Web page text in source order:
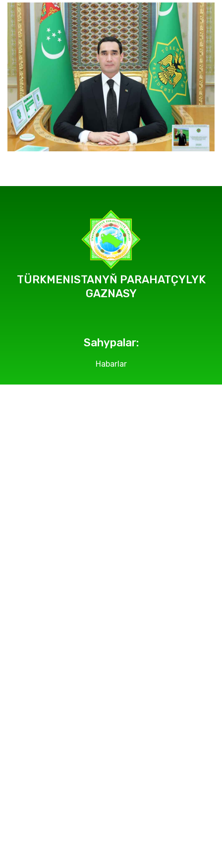
TÜRKMENISTANYŇ PARAHATÇYLYK
GAZNASY
Sahypalar:
Habarlar